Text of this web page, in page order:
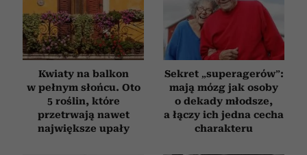
Kwiaty na balkon
w pełnym słońcu. Oto
5 roślin, które
przetrwają nawet
największe upały
Sekret „superagerów”:
mają mózg jak osoby
o dekady młodsze,
a łączy ich jedna cecha
charakteru